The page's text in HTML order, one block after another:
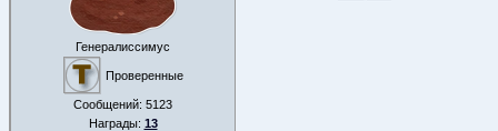
Генералиссимус
Проверенные
Сообщений: 5123
Награды: 13